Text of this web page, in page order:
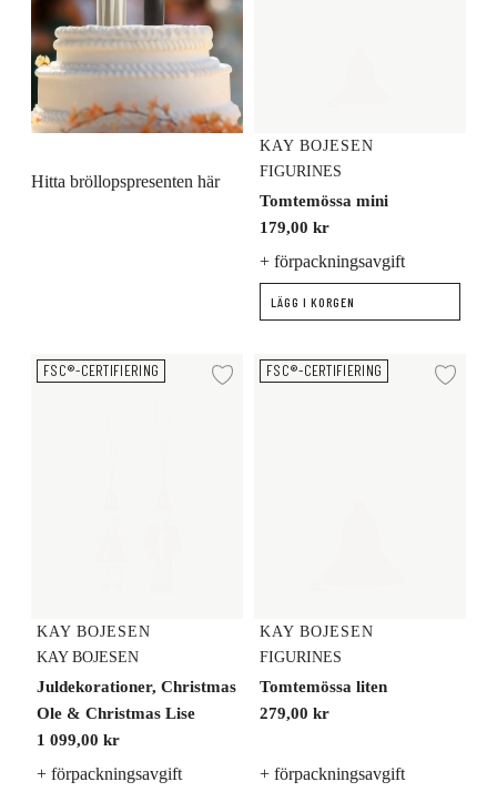
Hitta bröllopspresenten här
KAY BOJESEN
FIGURINES
Tomtemössa mini
179,00 kr
+ förpackningsavgift
LÄGG I KORGEN
Juldekorationer, Christmas Ole & Christmas Lise
FSC®-CERTIFIERING
Lägg till i önskelista
KAY BOJESEN
KAY BOJESEN
Juldekorationer, Christmas
Ole & Christmas Lise
1 099,00 kr
+ förpackningsavgift
Tomtemössa liten
FSC®-CERTIFIERING
KAY BOJESEN
FIGURINES
Tomtemössa liten
279,00 kr
+ förpackningsavgift